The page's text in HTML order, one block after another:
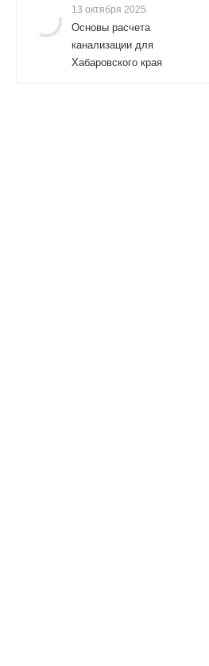
13 октября 2025
Основы расчета
канализации для
Хабаровского края